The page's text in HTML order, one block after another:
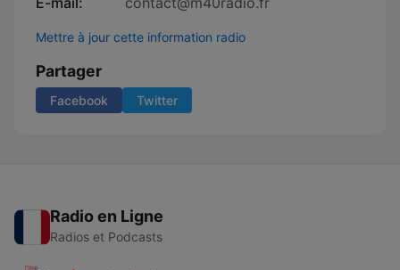
Mettre à jour cette information radio
Partager
Facebook Twitter
Radio en Ligne
Radios et Podcasts